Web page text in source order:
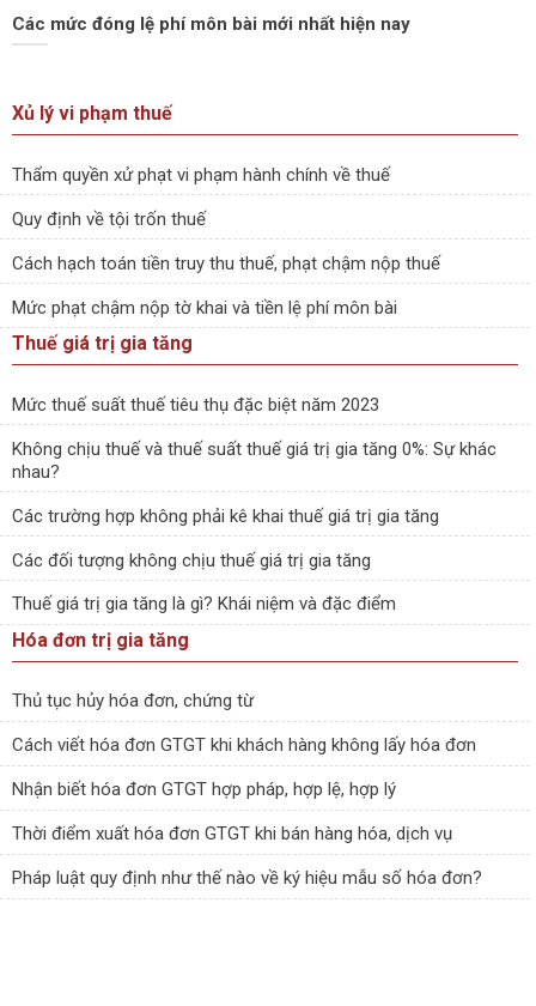
Các mức đóng lệ phí môn bài mới nhất hiện nay
Xủ lý vi phạm thuế
Thẩm quyền xử phạt vi phạm hành chính về thuế
Quy định về tội trốn thuế
Cách hạch toán tiền truy thu thuế, phạt chậm nộp thuế
Mức phạt chậm nộp tờ khai và tiền lệ phí môn bài
Thuế giá trị gia tăng
Mức thuế suất thuế tiêu thụ đặc biệt năm 2023
Không chịu thuế và thuế suất thuế giá trị gia tăng 0%: Sự khác
nhau?
Các trường hợp không phải kê khai thuế giá trị gia tăng
Các đối tượng không chịu thuế giá trị gia tăng
Thuế giá trị gia tăng là gì? Khái niệm và đặc điểm
Hóa đơn trị gia tăng
Thủ tục hủy hóa đơn, chứng từ
Cách viết hóa đơn GTGT khi khách hàng không lấy hóa đơn
Nhận biết hóa đơn GTGT hợp pháp, hợp lệ, hợp lý
Thời điểm xuất hóa đơn GTGT khi bán hàng hóa, dịch vụ
Pháp luật quy định như thế nào về ký hiệu mẫu số hóa đơn?